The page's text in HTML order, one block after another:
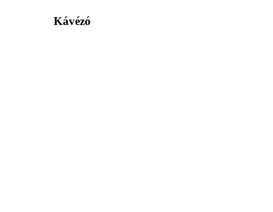
Kávézó